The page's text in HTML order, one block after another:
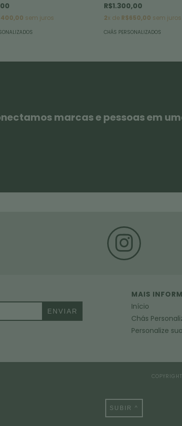
sem juros
R$1.300,00
2x de R$650,00 sem juros
CHÁS PERSONALIZADOS
marcas e pessoas em
MAIS
Início
Chás
Personalize
SUBIR ^